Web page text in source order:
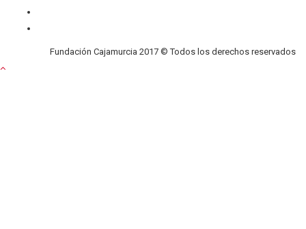
Fundación Cajamurcia 2017 © Todos los derechos reservados